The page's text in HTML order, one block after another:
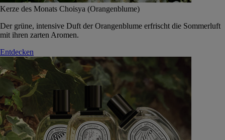
Kerze des Monats Choisya (Orangenblume)
Der grüne, intensive Duft der Orangenblume erfrischt die Sommerluft
mit ihren zarten Aromen.
Entdecken